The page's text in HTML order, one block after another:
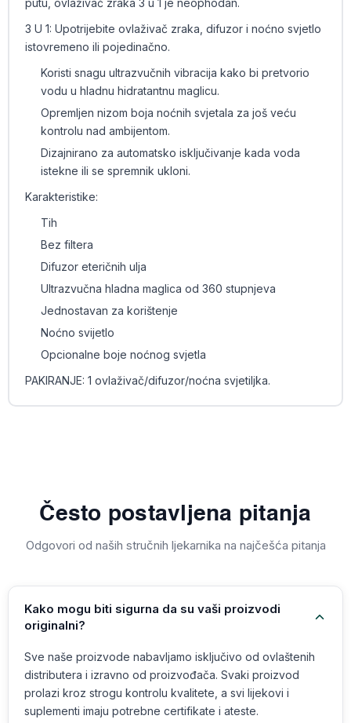
putu, ovlaživač zraka 3 u 1 je neophodan.
3 U 1: Upotrijebite ovlaživač zraka, difuzor i noćno svjetlo
istovremeno ili pojedinačno.
Koristi snagu ultrazvučnih vibracija kako bi pretvorio
vodu u hladnu hidratantnu maglicu.
Opremljen nizom boja noćnih svjetala za još veću
kontrolu nad ambijentom.
Dizajnirano za automatsko isključivanje kada voda
istekne ili se spremnik ukloni.
Karakteristike:
Tih
Bez filtera
Difuzor eteričnih ulja
Ultrazvučna hladna maglica od 360 stupnjeva
Jednostavan za korištenje
Noćno svijetlo
Opcionalne boje noćnog svjetla
PAKIRANJE: 1 ovlaživač/difuzor/noćna svjetiljka.
Često postavljena pitanja
Odgovori od naših stručnih ljekarnika na najčešća pitanja
Kako mogu biti sigurna da su vaši proizvodi
originalni?
Sve naše proizvode nabavljamo isključivo od ovlaštenih
distributera i izravno od proizvođača. Svaki proizvod
prolazi kroz strogu kontrolu kvalitete, a svi lijekovi i
suplementi imaju potrebne certifikate i ateste.